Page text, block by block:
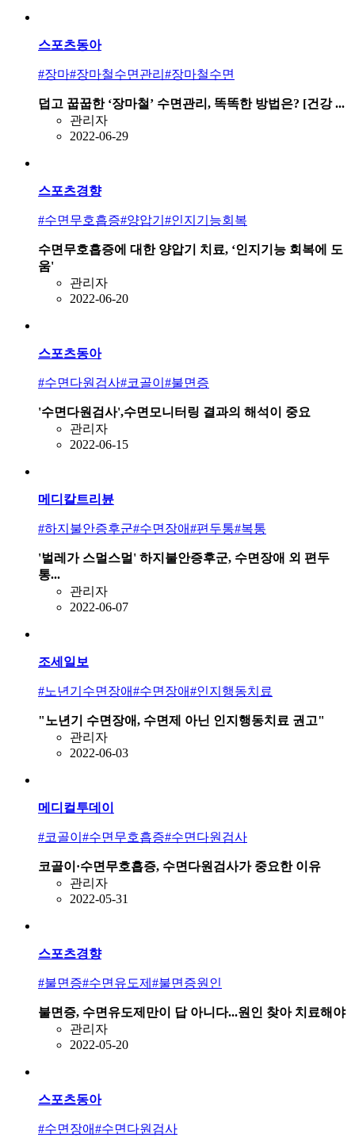
스포츠동아
#장마#장마철수면관리 #장마철수면
덥고 꿉꿉한 ‘장마철’ 수면관리, 똑똑한 방법은? [건강 ...
관리자
2022-06-29
스포츠경향
#수면무호흡증#양압기 #인지기능회복
수면무호흡증에 대한 양압기 치료, ‘인지기능 회복에 도
움'
관리자
2022-06-20
스포츠동아
#수면다원검사#코골이 #불면증
'수면다원검사',수면모니터링 결과의 해석이 중요
관리자
2022-06-15
메디칼트리뷴
#하지불안증후군#수면장애#편두통#복통
'벌레가 스멀스멀' 하지불안증후군, 수면장애 외 편두
통...
관리자
2022-06-07
조세일보
#노년기수면장애#수면장애#인지행동치료
"노년기 수면장애, 수면제 아닌 인지행동치료 권고"
관리자
2022-06-03
메디컬투데이
#코골이 #수면무호흡증#수면다원검사
코골이·수면무호흡증, 수면다원검사가 중요한 이유
관리자
2022-05-31
스포츠경향
#불면증#수면유도제 #불면증원인
불면증, 수면유도제만이 답 아니다...원인 찾아 치료해야
관리자
2022-05-20
스포츠동아
#수면장애#수면다원검사